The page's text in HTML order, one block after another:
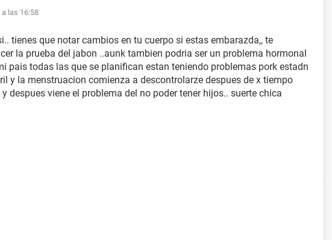
las 16:58
tienes que notar cambios en tu cuerpo si estas embarazda,, te
la prueba del jabon ..aunk tambien podria ser un problema hormonal
pais todas las que se planifican estan teniendo problemas pork estadn
y la menstruacion comienza a descontrolarze despues de x tiempo
despues viene el problema del no poder tener hijos.. suerte chica